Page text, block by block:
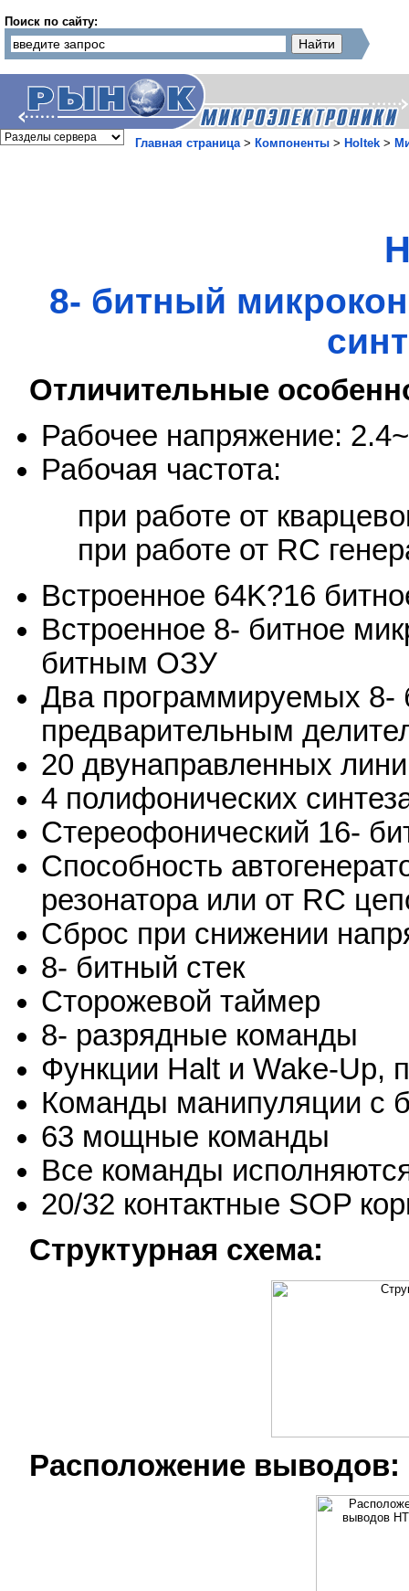
Поиск по сайту:
Главная страница> Компоненты > Holtek >
8- битный
Отличительные
Рабочее напряжение:
Рабочая частота:
при работе от
при работе от RC
Встроенное 64K?16
Встроенное 8- битное
битным ОЗУ
Два программируемых 8-
предварительным
20 двунаправленных
4 полифонических
Стереофонический 16-
Способность
резонатора или от RC
Сброс при снижении
8- битный стек
Сторожевой таймер
8- разрядные команды
Функции Halt и Wake-Up,
Команды манипуляции с
63 мощные команды
Все команды
20/32 контактные SOP
Структурная схема:
Расположение выводов: